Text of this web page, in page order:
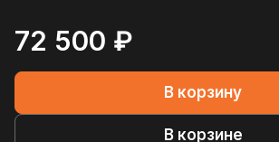
72 500 ₽
В корзину
В корзине